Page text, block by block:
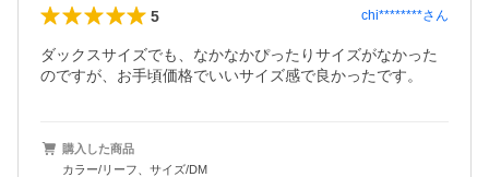
5 chi********さん
ダックスサイズでも、なかなかぴったりサイズがなかった
購入した商品
カラー/リーフ、サイズ/DM